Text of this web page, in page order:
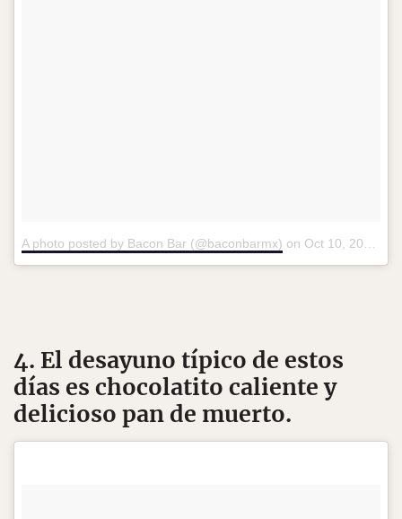
A photo posted by Bacon Bar (@baconbarmx) on Oct 10, 2016 at 12:18pm PDT
4. El desayuno típico de estos
días es chocolatito caliente y
delicioso pan de muerto.